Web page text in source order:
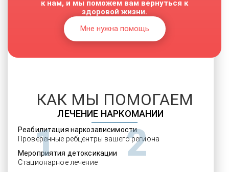
ЛЕЧЕНИЕ НАРКОМАНИИ
Реабилитация наркозависимости
Проверенные ребцентры вашего региона
Мероприятия детоксикации
Стационарное лечение
к нам, и мы поможем вам вернуться к
здоровой жизни.
Мне нужна помощь
КАК МЫ ПОМОГАЕМ
1 2